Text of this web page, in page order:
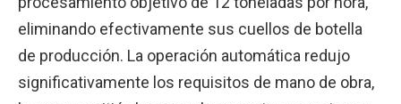
eliminando efectivamente sus cuellos de botella
de producción. La operación automática redujo
significativamente los requisitos de mano de obra,